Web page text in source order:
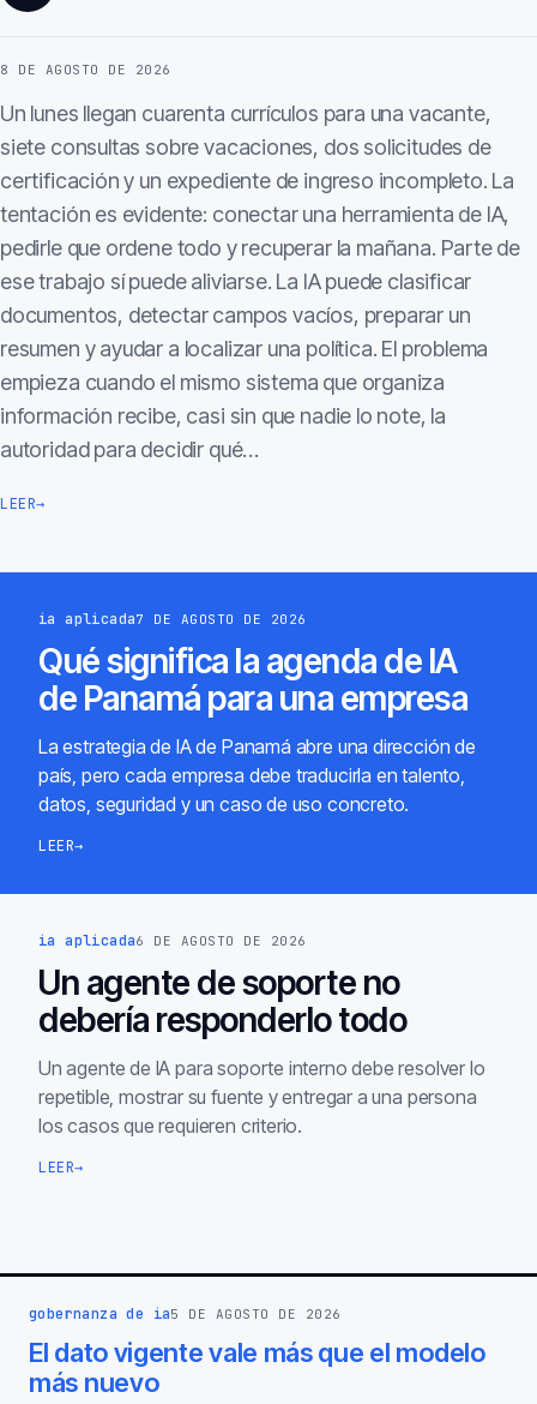
8 DE AGOSTO DE 2026
Un lunes llegan cuarenta currículos para una vacante,
siete consultas sobre vacaciones, dos solicitudes de
certificación y un expediente de ingreso incompleto. La
tentación es evidente: conectar una herramienta de IA,
pedirle que ordene todo y recuperar la mañana. Parte de
ese trabajo sí puede aliviarse. La IA puede clasificar
documentos, detectar campos vacíos, preparar un
resumen y ayudar a localizar una política. El problema
empieza cuando el mismo sistema que organiza
información recibe, casi sin que nadie lo note, la
autoridad para decidir qué…
LEER→
ia aplicada7 DE AGOSTO DE 2026
Qué significa la agenda de IA
de Panamá para una empresa
La estrategia de IA de Panamá abre una dirección de
país, pero cada empresa debe traducirla en talento,
datos, seguridad y un caso de uso concreto.
LEER→
ia aplicada6 DE AGOSTO DE 2026
Un agente de soporte no
debería responderlo todo
Un agente de IA para soporte interno debe resolver lo
repetible, mostrar su fuente y entregar a una persona
los casos que requieren criterio.
LEER→
gobernanza de ia5 DE AGOSTO DE 2026
El dato vigente vale más que el modelo
más nuevo